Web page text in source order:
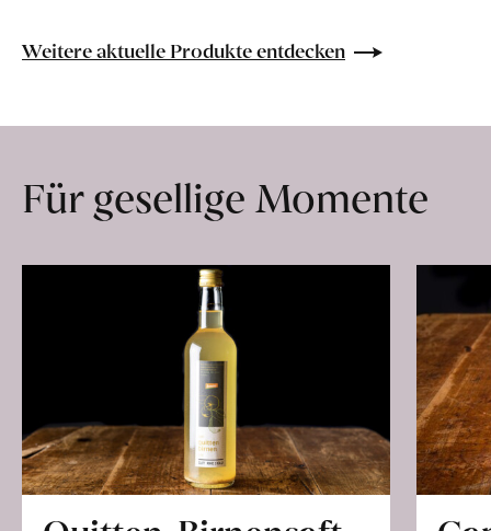
Lebensmittel
Hof
erfahren
Weitere aktuelle Produkte entdecken
Für gesellige Momente